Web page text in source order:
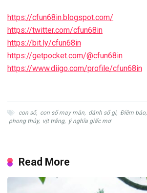
https://cfun68in.blogspot.com/
https://twitter.com/cfun68in
https://bit.ly/cfun68in
https://getpocket.com/@cfun68in
https://www.diigo.com/profile/cfun68in
con số, con số may mắn, đánh số gì, Điềm báo,
phong thủy, vịt trắng, ý nghĩa giấc mơ
Read More